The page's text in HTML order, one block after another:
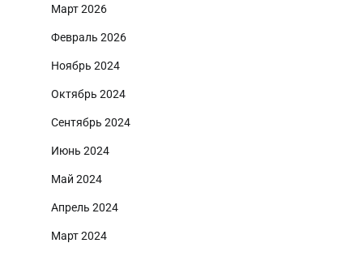
Март 2026
Февраль 2026
Ноябрь 2024
Октябрь 2024
Сентябрь 2024
Июнь 2024
Май 2024
Апрель 2024
Март 2024